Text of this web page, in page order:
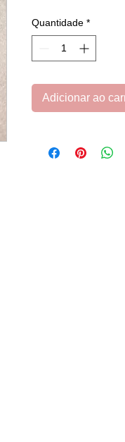
Quantidade *
Adicionar ao